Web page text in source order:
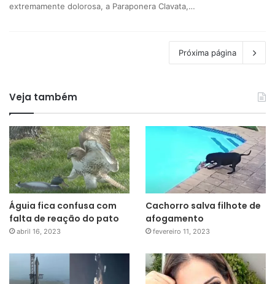
extremamente dolorosa, a Paraponera Clavata,…
Próxima página
Veja também
Águia fica confusa com
falta de reação do pato
abril 16, 2023
Cachorro salva filhote de
afogamento
fevereiro 11, 2023